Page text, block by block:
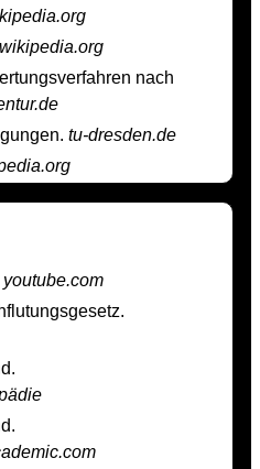
wikipedia.org
nach
tu-dresden.de
youtube.com